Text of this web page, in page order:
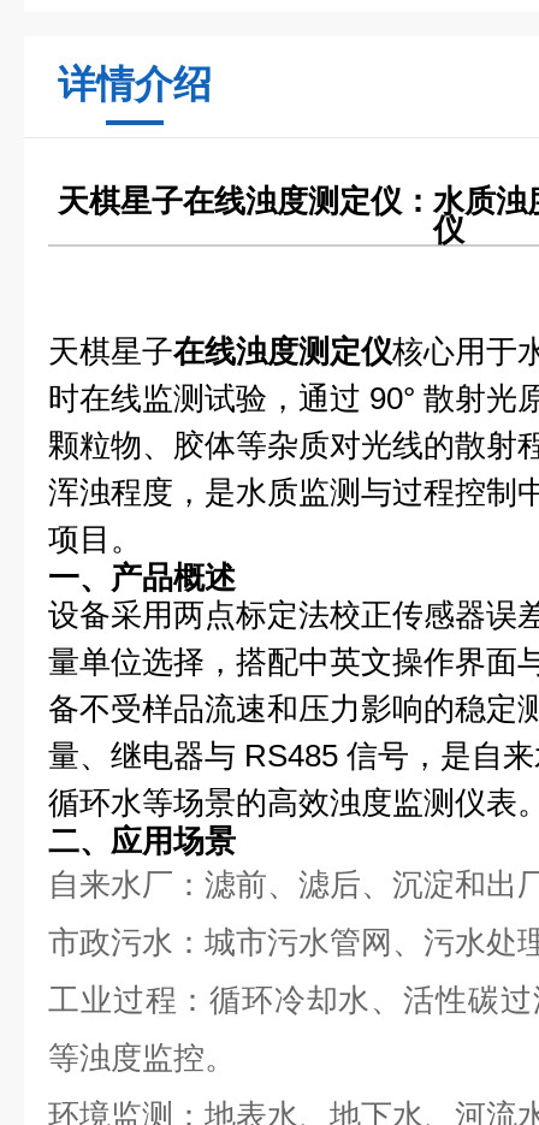
详情介绍
天棋星子在线浊度测定仪：水质浊
仪
天棋星子在线浊度测定仪核心用于
时在线监测试验，通过 90° 散射光
颗粒物、胶体等杂质对光线的散射
浑浊程度，是水质监测与过程控制
项目。
一、产品概述
设备采用两点标定法校正传感器误
量单位选择，搭配中英文操作界面
备不受样品流速和压力影响的稳定
量、继电器与 RS485 信号，是自
循环水等场景的高效浊度监测仪表
二、应用场景
自来水厂：滤前、滤后、沉淀和出
市政污水：城市污水管网、污水处
工业过程：循环冷却水、活性碳
等浊度监控。
环境监测：地表水、地下水、河流